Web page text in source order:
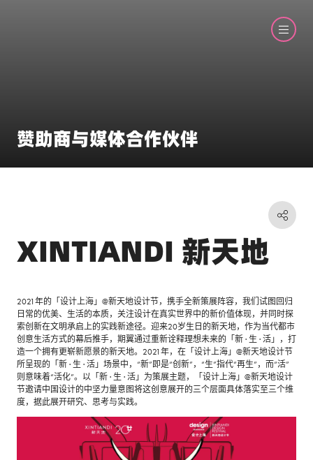
赞助商与媒体合作伙伴
XINTIANDI 新天地
2021年的「设计上海」@新天地设计节，携手全新策展阵容，我们试图回归
日常的优美、生活的本质，关注设计在真实世界中的新价值体现，并同时探
索创新在文明承启上的实践新途径。迎来20岁生日的新天地，作为当代都市
创意生活方式的幕后推手，期翼通过重新诠释理想未来的「新 · 生 · 活」，打
造一个拥有更崭新愿景的新天地。2021年，在「设计上海」@新天地设计节
所呈现的「新 · 生 · 活」场景中，“新”即是“创新”，“生”指代“再生”，而“活”
则意味着“活化”。以「新 · 生 · 活」为策展主题，「设计上海」@新天地设计
节邀请中国设计的中坚力量意图将这创意展开的三个层面具体落实至三个维
度，据此展开研究、思考与实践。